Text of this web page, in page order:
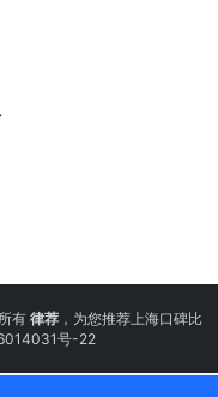
有 律荐，为您推荐上海口碑比
号-22